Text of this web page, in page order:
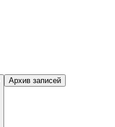
Архив записей